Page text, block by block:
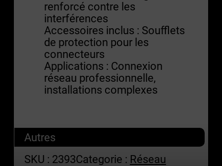
renforcé contre les
interférences
Accessoires inclus : Soufflets
de protection pour les
connecteurs
Applications : Connexion
réseau professionnelle,
installations complexes
Autres
SKU : 2393Categorie : Réseau